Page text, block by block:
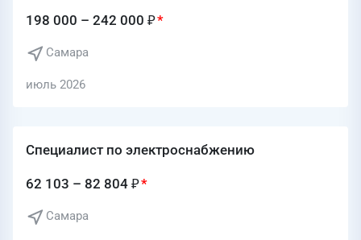
198 000 – 242 000 ₽
Самара
июль 2026
Специалист по электроснабжению
62 103 – 82 804 ₽
Самара